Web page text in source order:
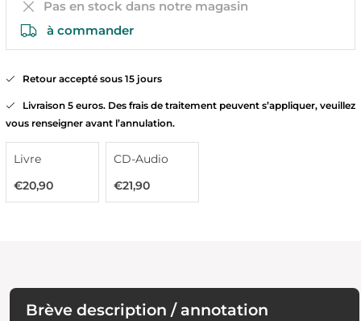
Pas en stock dans notre magasin
à commander
Retour accepté sous 15 jours
Livraison 5 euros. Des frais de traitement peuvent s’appliquer, veuillez
vous renseigner avant l’annulation.
Livre
€20,90
CD-Audio
€21,90
Brève description / annotation